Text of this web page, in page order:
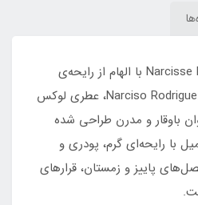
ادکلن زنانه الحمبرا Narcisse Rouge با الهام از رایحه‌ی
بی‌نظیر و جذاب Narciso Rodriguez Rouge، عطری لوکس
باوقار و مدرن طراحی شده
این ادو پرفیوم 100 میل با رایحه‌ای گرم، پودری و
پاییز و زمستان، قرارهای